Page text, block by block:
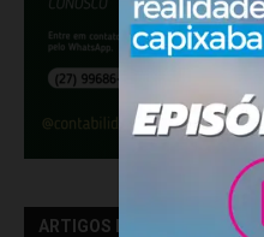
ARTIGOS RELACIONADOS